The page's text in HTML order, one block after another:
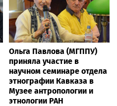
Ольга Павлова (МГППУ)
приняла участие в
научном семинаре отдела
этнографии Кавказа в
Музее антропологии и
этнологии РАН